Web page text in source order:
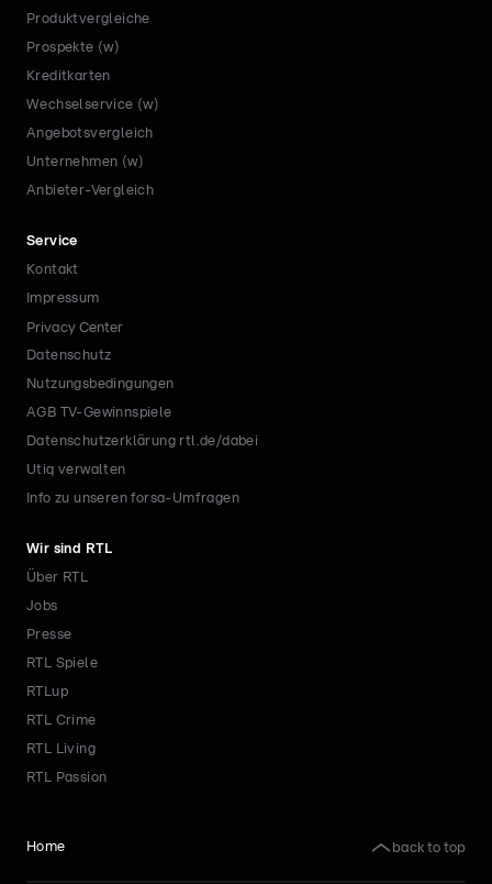
Produktvergleiche
Prospekte (w)
Kreditkarten
Wechselservice (w)
Angebotsvergleich
Unternehmen (w)
Anbieter-Vergleich
Service
Kontakt
Impressum
Privacy Center
Datenschutz
Nutzungsbedingungen
AGB TV-Gewinnspiele
Datenschutzerklärung rtl.de/dabei
Utiq verwalten
Info zu unseren forsa-Umfragen
Wir sind RTL
Über RTL
Jobs
Presse
RTL Spiele
RTLup
RTL Crime
RTL Living
RTL Passion
Home back to top